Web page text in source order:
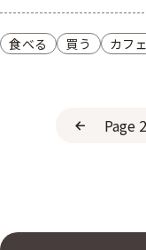
食べる 買う カフ